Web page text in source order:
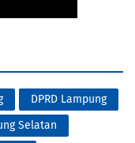
DPRD Lampung
Selatan